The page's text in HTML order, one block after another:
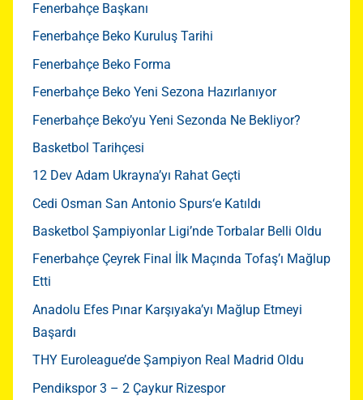
Fenerbahçe Başkanı
Fenerbahçe Beko Kuruluş Tarihi
Fenerbahçe Beko Forma
Fenerbahçe Beko Yeni Sezona Hazırlanıyor
Fenerbahçe Beko’yu Yeni Sezonda Ne Bekliyor?
Basketbol Tarihçesi
12 Dev Adam Ukrayna’yı Rahat Geçti
Cedi Osman San Antonio Spurs‘e Katıldı
Basketbol Şampiyonlar Ligi’nde Torbalar Belli Oldu
Fenerbahçe Çeyrek Final İlk Maçında Tofaş’ı Mağlup
Etti
Anadolu Efes Pınar Karşıyaka’yı Mağlup Etmeyi
Başardı
THY Euroleague’de Şampiyon Real Madrid Oldu
Pendikspor 3 – 2 Çaykur Rizespor